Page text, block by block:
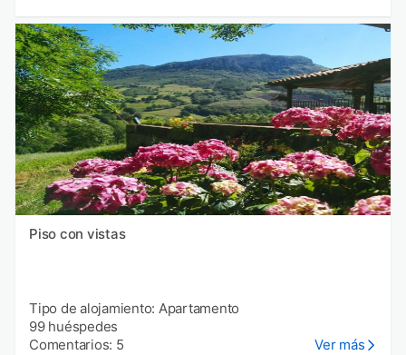
Piso con vistas
Tipo de alojamiento: Apartamento
99 huéspedes
Comentarios: 5
Ver más